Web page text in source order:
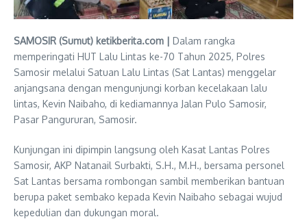
SAMOSIR (Sumut) ketikberita.com | Dalam rangka
memperingati HUT Lalu Lintas ke-70 Tahun 2025, Polres
Samosir melalui Satuan Lalu Lintas (Sat Lantas) menggelar
anjangsana dengan mengunjungi korban kecelakaan lalu
lintas, Kevin Naibaho, di kediamannya Jalan Pulo Samosir,
Pasar Pangururan, Samosir.
Kunjungan ini dipimpin langsung oleh Kasat Lantas Polres
Samosir, AKP Natanail Surbakti, S.H., M.H., bersama personel
Sat Lantas bersama rombongan sambil memberikan bantuan
berupa paket sembako kepada Kevin Naibaho sebagai wujud
kepedulian dan dukungan moral.